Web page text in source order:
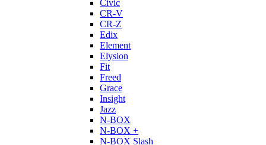
Civic
CR-V
CR-Z
Edix
Element
Elysion
Fit
Freed
Grace
Insight
Jazz
N-BOX
N-BOX +
N-BOX Slash